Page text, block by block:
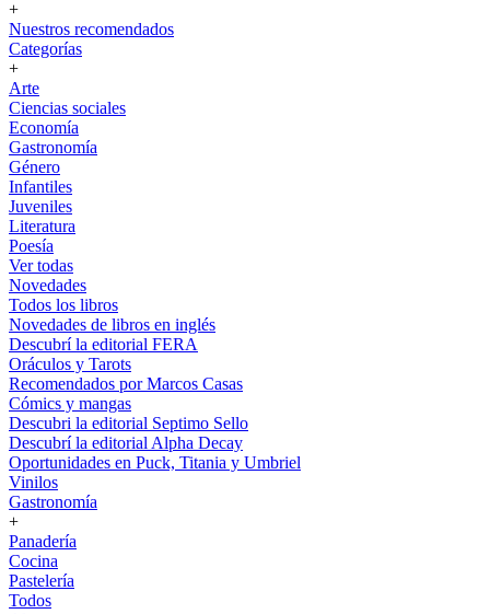
+
Nuestros recomendados
Categorías
+
Arte
Ciencias sociales
Economía
Gastronomía
Género
Infantiles
Juveniles
Literatura
Poesía
Ver todas
Novedades
Todos los libros
Novedades de libros en inglés
Descubrí la editorial FERA
Oráculos y Tarots
Recomendados por Marcos Casas
Cómics y mangas
Descubri la editorial Septimo Sello
Descubrí la editorial Alpha Decay
Oportunidades en Puck, Titania y Umbriel
Vinilos
Gastronomía
+
Panadería
Cocina
Pastelería
Todos